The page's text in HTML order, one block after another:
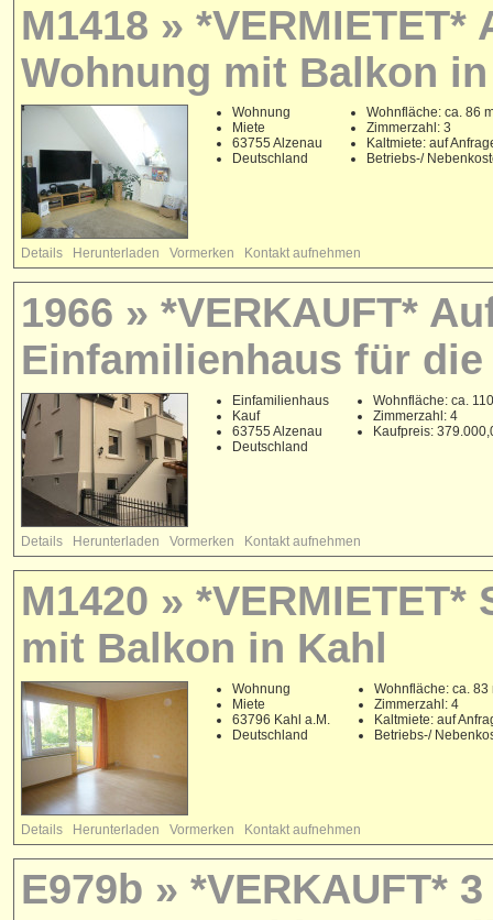
M1418 »
Wohnung mit Balkon
Wohnung
Miete
63755 Alzenau
Deutschland
Wohnfläche: ca. 86
Zimmerzahl: 3
Kaltmiete: auf
Betriebs-/
Details Herunterladen Vormerken Kontakt aufnehmen
1966 » *VERKAUFT*
Einfamilienhaus für
Einfamilienhaus
Kauf
63755 Alzenau
Deutschland
Wohnfläche: ca.
Zimmerzahl: 4
Kaufpreis:
Details Herunterladen Vormerken Kontakt aufnehmen
M1420 »
mit Balkon in Kahl
Wohnung
Miete
63796 Kahl a.M.
Deutschland
Wohnfläche: ca. 83
Zimmerzahl: 4
Kaltmiete: auf
Betriebs-/
Details Herunterladen Vormerken Kontakt aufnehmen
E979b » *VERKAUFT*